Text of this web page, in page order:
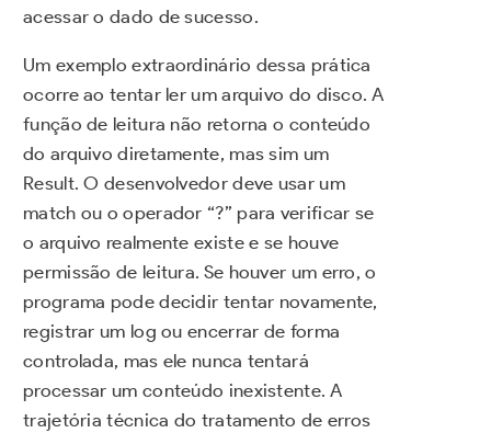
acessar o dado de sucesso.
Um exemplo extraordinário dessa prática
ocorre ao tentar ler um arquivo do disco. A
função de leitura não retorna o conteúdo
do arquivo diretamente, mas sim um
Result. O desenvolvedor deve usar um
match ou o operador “?” para verificar se
o arquivo realmente existe e se houve
permissão de leitura. Se houver um erro, o
programa pode decidir tentar novamente,
registrar um log ou encerrar de forma
controlada, mas ele nunca tentará
processar um conteúdo inexistente. A
trajetória técnica do tratamento de erros